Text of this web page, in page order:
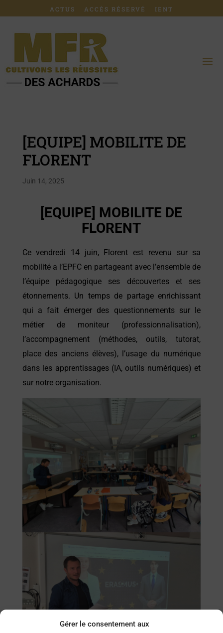
Gérer le consentement aux
ACTUS ACCÈS RÉSERVÉ IENT
[EQUIPE] MOBILITE DE
FLORENT
Juin 14, 2025
[EQUIPE] MOBILITE DE
FLORENT
Ce vendredi 14 juin, Florent est revenu sur sa
mobilité a l’EPFCen partageant avec l’ensemble de
l’équipe pédagogique ses découvertes et ses
étonnements. Un temps de partage enrichissant
qui a fait émerger des questionnements sur le
métier de moniteur (professionnalisation),
l’accompagnement (méthodes, outils, tutorat,
place des anciens élèves), l’usage du numérique
dans les apprentissages (IA, outils numériques) et
sur notre organisation.